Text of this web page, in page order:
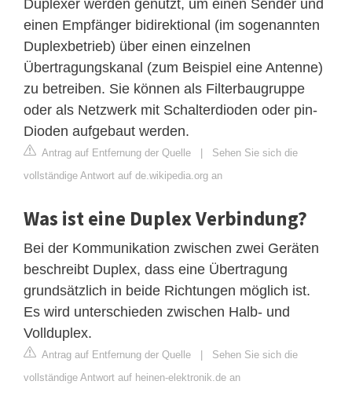
Duplexer werden genutzt, um einen Sender und
einen Empfänger bidirektional (im sogenannten
Duplexbetrieb) über einen einzelnen
Übertragungskanal (zum Beispiel eine Antenne)
zu betreiben. Sie können als Filterbaugruppe
oder als Netzwerk mit Schalterdioden oder pin-
Dioden aufgebaut werden.
Antrag auf Entfernung der Quelle | Sehen Sie sich die
vollständige Antwort auf de.wikipedia.org an
Was ist eine Duplex Verbindung?
Bei der Kommunikation zwischen zwei Geräten
beschreibt Duplex, dass eine Übertragung
grundsätzlich in beide Richtungen möglich ist.
Es wird unterschieden zwischen Halb- und
Vollduplex.
Antrag auf Entfernung der Quelle | Sehen Sie sich die
vollständige Antwort auf heinen-elektronik.de an